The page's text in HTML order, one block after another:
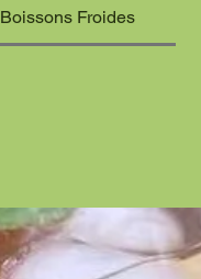
Boissons Froides